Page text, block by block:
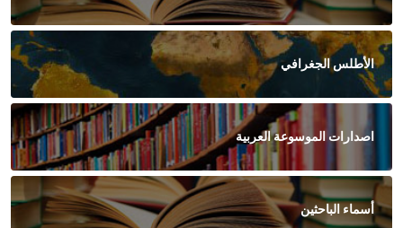
الأطلس الجغرافي
اصدارات الموسوعة العربية
أسماء الباحثين